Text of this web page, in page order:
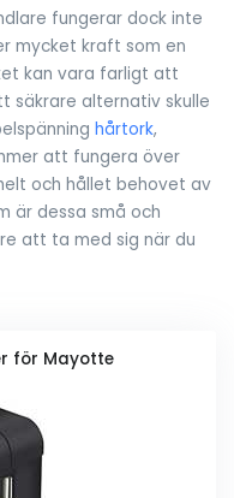
fungerar dock inte
mycket kraft som en
kan vara farligt att
säkrare alternativ skulle
hårtork,
att fungera över
och hållet behovet av
är dessa små och
att ta med sig när du
för Mayotte